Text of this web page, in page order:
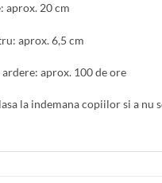
aprox. 20 cm
aprox. 6,5 cm
aprox. 100 de ore
la indemana copiilor si a nu